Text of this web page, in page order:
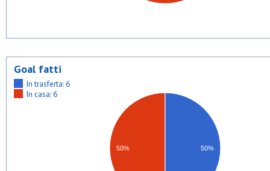
50% 50%
Goal fatti
In trasferta: 6
In casa: 6